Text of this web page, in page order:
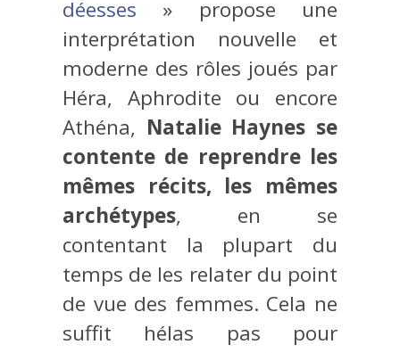
déesses » propose une
interprétation nouvelle et
moderne des rôles joués par
Héra, Aphrodite ou encore
Athéna, Natalie Haynes se
contente de reprendre les
mêmes récits, les mêmes
archétypes, en se
contentant la plupart du
temps de les relater du point
de vue des femmes. Cela ne
suffit hélas pas pour